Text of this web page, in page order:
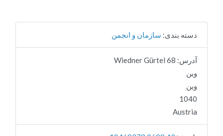
دسته بندی: سازمان و انجمن
آدرس: 68 Wiedner Gürtel
وین
وین
1040
Austria